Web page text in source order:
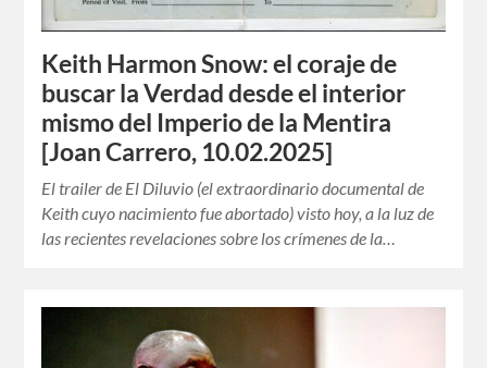
Keith Harmon Snow: el coraje de
buscar la Verdad desde el interior
mismo del Imperio de la Mentira
[Joan Carrero, 10.02.2025]
El trailer de El Diluvio (el extraordinario documental de
Keith cuyo nacimiento fue abortado) visto hoy, a la luz de
las recientes revelaciones sobre los crímenes de la…